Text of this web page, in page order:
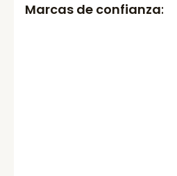
Marcas de confianza: